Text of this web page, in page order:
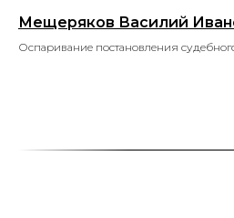
Мещеряков Василий
Оспаривание постановления